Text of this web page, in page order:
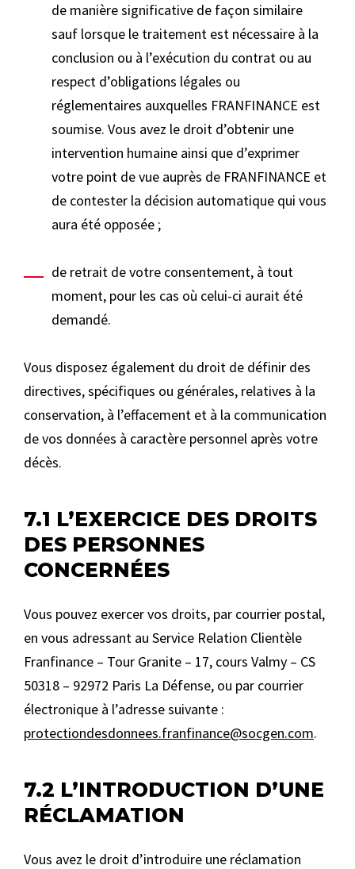
de manière significative de façon similaire
sauf lorsque le traitement est nécessaire à la
conclusion ou à l’exécution du contrat ou au
respect d’obligations légales ou
réglementaires auxquelles FRANFINANCE est
soumise. Vous avez le droit d’obtenir une
intervention humaine ainsi que d’exprimer
votre point de vue auprès de FRANFINANCE et
de contester la décision automatique qui vous
aura été opposée ;
de retrait de votre consentement, à tout
moment, pour les cas où celui-ci aurait été
demandé.
Vous disposez également du droit de définir des
directives, spécifiques ou générales, relatives à la
conservation, à l’effacement et à la communication
de vos données à caractère personnel après votre
décès.
7.1 L’EXERCICE DES DROITS
DES PERSONNES
CONCERNÉES
Vous pouvez exercer vos droits, par courrier postal,
en vous adressant au Service Relation Clientèle
Franfinance – Tour Granite – 17, cours Valmy – CS
50318 – 92972 Paris La Défense, ou par courrier
électronique à l’adresse suivante :
protectiondesdonnees.franfinance@socgen.com.
7.2 L’INTRODUCTION D’UNE
RÉCLAMATION
Vous avez le droit d’introduire une réclamation